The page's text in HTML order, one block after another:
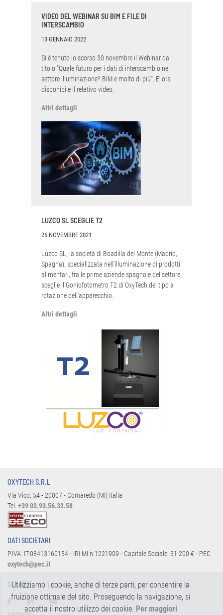
VIDEO DEL WEBINAR SU BIM E FILE DI
INTERSCAMBIO
13 GENNAIO 2022
Si è tenuto lo scorso 30 novembre il Webinar dal
titolo "Quale futuro per i dati di interscambio nel
settore illuminazione? BIM e molto di più". E' ora
disponibile il relativo video.
Altri dettagli
LUZCO SL SCEGLIE T2
26 NOVEMBRE 2021
Luzco SL, la società di Boadilla del Monte (Madrid,
Spagna), specializzata nell'illuminazione di prodotti
alimentari, fra le prime aziende spagnole del settore,
sceglie il Goniofotometro T2 di OxyTech del tipo a
rotazione dell'apparecchio.
Altri dettagli
OXYTECH S.R.L
Via Vico, 54 - 20007 - Cornaredo (MI) Italia
Tel. +39 02.93.56.32.58
DATI SOCIETARI
P.IVA: IT-08413160154 - IRI MI n.1221909 - Capitale Sociale: 31.200 € - PEC
oxytech@pec.it
SEGUICI:
Utilizziamo i cookie, anche di terze parti, per consentire la
fruizione ottimale del sito. Proseguendo la navigazione, si
accetta il nostro utilizzo dei cookie. Per maggiori